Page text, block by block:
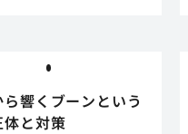
ら響くブーンという
と対策